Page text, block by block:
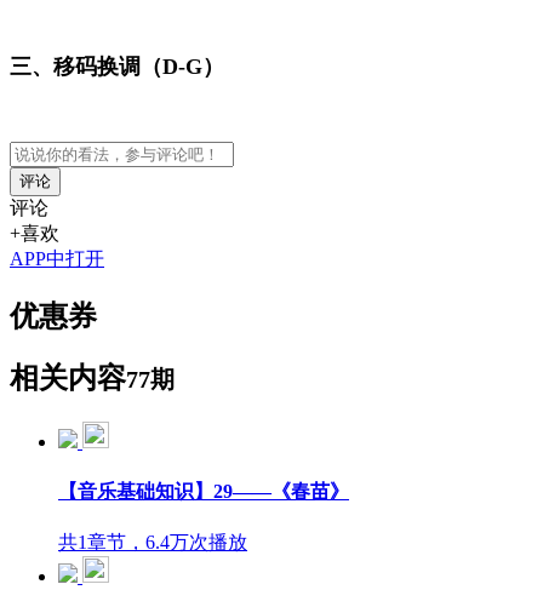
三、移码换调（D-G）
评论
评论
+喜欢
APP中打开
优惠券
相关内容77期
【音乐基础知识】29——《春苗》
共1章节，6.4万次播放